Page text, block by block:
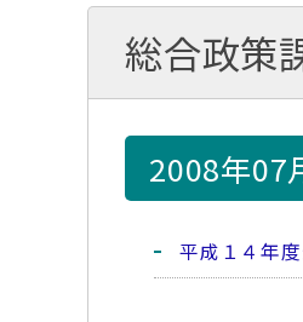
総合政策
2008年07
平成１４年